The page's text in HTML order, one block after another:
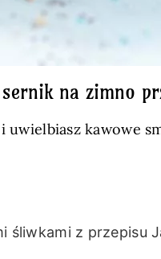
na zimno
uwielbiasz kawowe
śliwkami z przepisu